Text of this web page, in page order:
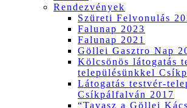
Rendezvények
Szüreti Felvonulás
Falunap 2023
Falunap 2021
Göllei Gasztro Nap
Kölcsönös látogatás
településünkkel
Látogatás testvér-
Csíkpálfalván 2017
“Tavasz a Göllei